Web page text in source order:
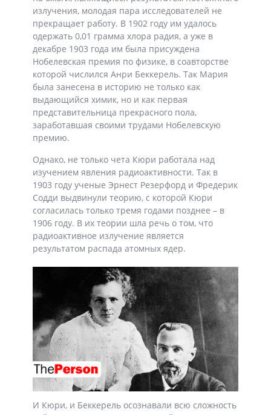
излучения, молодая пара исследователей не
прекращает работу. В 1902 году им удалось
одержать 0,01 грамма хлора радия, а уже в
декабре 1903 года им была присуждена
Нобелевская премия по физике, в соавторстве
которой числился Анри Беккерель. Так Мария
была занесена в историю не только как
выдающийся химик, но и как первая
представительница прекрасного пола,
заработавшая своими трудами Нобелевскую
премию.
Однако, не только чета Кюри работала над
изучением явления радиоактивности. Так в
1903 году ученые Эрнест Резерфорд и Фредерик
Содди выдвинули теорию, с которой Кюри
согласилась только тремя годами позднее – в
1906 году. В их теории шла речь о том, что
радиоактивное излучение является
результатом распада атомных ядер.
И Кюри, и Беккерель осознавали всю сложность